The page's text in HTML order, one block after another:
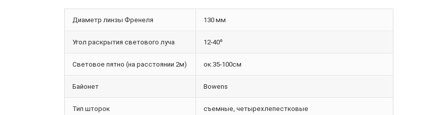
Диаметр линзы Френеля 130 мм
Угол раскрытия светового луча 12-40º
Световое пятно (на расстоянии 2м) ок.35-100см
Байонет Bowens
Тип шторок съемные, четырехлепестковые